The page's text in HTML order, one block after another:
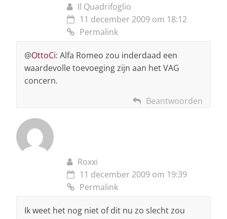
Il Quadrifoglio
11 december 2009 om 18:12
Permalink
@OttoCi: Alfa Romeo zou inderdaad een
waardevolle toevoeging zijn aan het VAG
concern.
Beantwoorden
Roxxi
11 december 2009 om 19:39
Permalink
Ik weet het nog niet of dit nu zo slecht zou